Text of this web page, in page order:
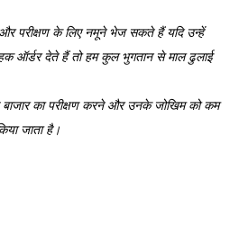
और परीक्षण के लिए नमूने भेज सकते हैं यदि उन्हें
ऑर्डर देते हैं तो हम कुल भुगतान से माल ढुलाई
का परीक्षण करने और उनके जोखिम को कम
जाता है।